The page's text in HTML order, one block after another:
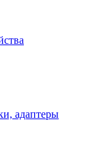
адаптеры